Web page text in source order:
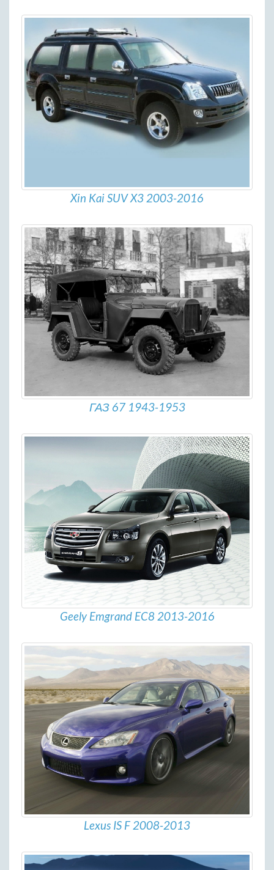
Xin Kai SUV X3 2003-2016
ГАЗ 67 1943-1953
Geely Emgrand EC8 2013-2016
Lexus IS F 2008-2013